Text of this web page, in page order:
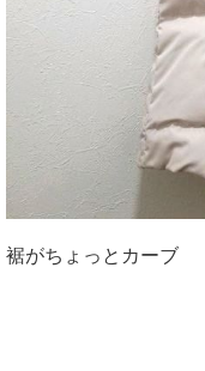
裾がちょっとカーブ